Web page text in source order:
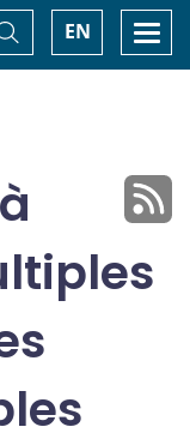
EN
Basculer
la
recherche